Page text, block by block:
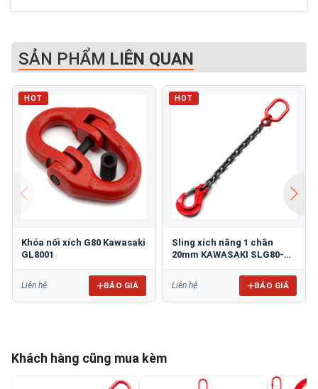
SẢN PHẨM LIÊN QUAN
HOT
Khóa nối xích G80 Kawasaki
GL8001
Liên hệ BÁO GIÁ
HOT
Sling xích nâng 1 chân
20mm KAWASAKI SLG80-
Liên hệ BÁO GIÁ
Khách hàng cũng mua kèm